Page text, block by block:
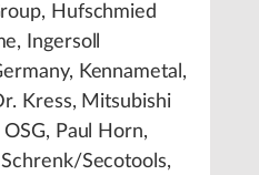
Hufschmied
Ingersoll
Kennametal,
Kress, Mitsubishi
Paul Horn,
Secotools,